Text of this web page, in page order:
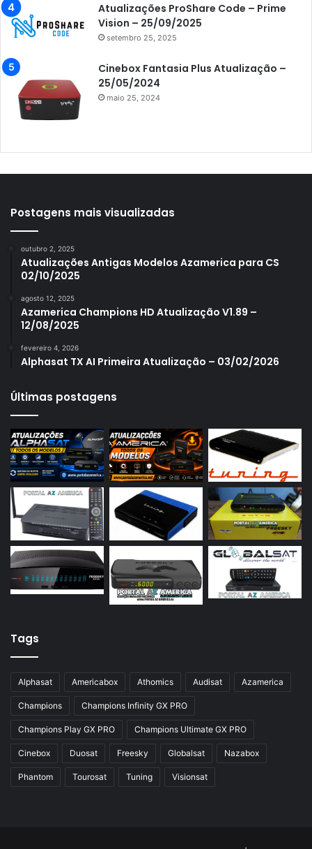
Azamerica i7 IPTV
Azamerica King
Azamerica King GX PRO
Azamerica King IPTV
Azamerica Mobi
Azamerica S1005
Azamerica S1006 Plus
Azamerica S1007 New
Azamerica S1009
Azamerica S2005
Azamerica S2010
Azamerica S2015
Azamerica S922
Azamerica S922 Mini
Azamerica S928
Azamerica Silver
Azamerica Silver GX PRO
Azamerica Silver IPTV
Azbox Like
Azfox
Azgold
Azplus
Azsat
Atualizações ProShare Code – Prime
Vision – 25/09/2025
setembro 25, 2025
Cinebox Fantasia Plus Atualização –
25/05/2024
maio 25, 2024
Postagens mais visualizadas
outubro 2, 2025
Atualizações Antigas Modelos Azamerica para CS
02/10/2025
agosto 12, 2025
Azamerica Champions HD Atualização V1.89 –
12/08/2025
fevereiro 4, 2026
Alphasat TX AI Primeira Atualização – 03/02/2026
Últimas postagens
Tags
Alphasat Americabox Athomics Audisat Azamerica
Champions Champions Infinity GX PRO
Champions Play GX PRO Champions Ultimate GX PRO
Cinebox Duosat Freesky Globalsat Nazabox
Phantom Tourosat Tuning Visionsat